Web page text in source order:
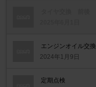
エンジンオイル交換
2024年1月9日
定期点検